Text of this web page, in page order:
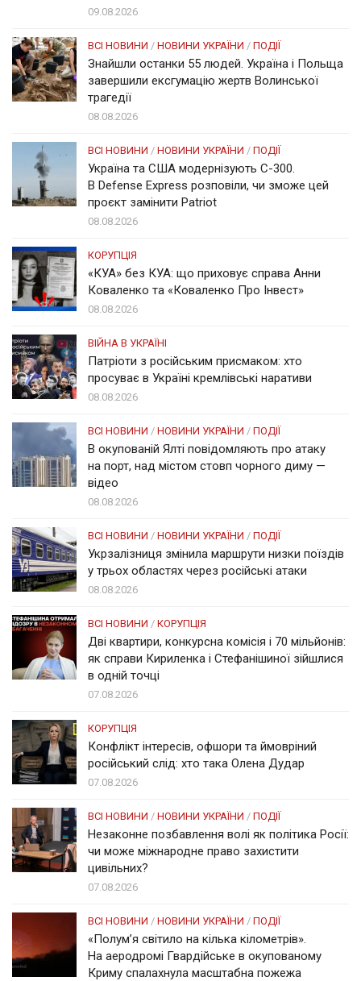
09.08.2026
ВСІ НОВИНИ / НОВИНИ УКРАЇНИ / ПОДІЇ
Знайшли останки 55 людей. Україна і Польща
завершили ексгумацію жертв Волинської
трагедії
08.08.2026
ВСІ НОВИНИ / НОВИНИ УКРАЇНИ / ПОДІЇ
Україна та США модернізують С-300.
В Defense Express розповіли, чи зможе цей
проєкт замінити Patriot
08.08.2026
КОРУПЦІЯ
«КУА» без КУА: що приховує справа Анни
Коваленко та «Коваленко Про Інвест»
08.08.2026
ВІЙНА В УКРАЇНІ
Патріоти з російським присмаком: хто
просуває в Україні кремлівські наративи
08.08.2026
ВСІ НОВИНИ / НОВИНИ УКРАЇНИ / ПОДІЇ
В окупованій Ялті повідомляють про атаку
на порт, над містом стовп чорного диму —
відео
08.08.2026
ВСІ НОВИНИ / НОВИНИ УКРАЇНИ / ПОДІЇ
Укрзалізниця змінила маршрути низки поїздів
у трьох областях через російські атаки
08.08.2026
ВСІ НОВИНИ / КОРУПЦІЯ
Дві квартири, конкурсна комісія і 70 мільйонів:
як справи Кириленка і Стефанішиної зійшлися
в одній точці
07.08.2026
КОРУПЦІЯ
Конфлікт інтересів, офшори та ймовріний
російський слід: хто така Олена Дудар
07.08.2026
ВСІ НОВИНИ / НОВИНИ УКРАЇНИ / ПОДІЇ
Незаконне позбавлення волі як політика Росії:
чи може міжнародне право захистити
цивільних?
07.08.2026
ВСІ НОВИНИ / НОВИНИ УКРАЇНИ / ПОДІЇ
«Полум’я світило на кілька кілометрів».
На аеродромі Гвардійське в окупованому
Криму спалахнула масштабна пожежа